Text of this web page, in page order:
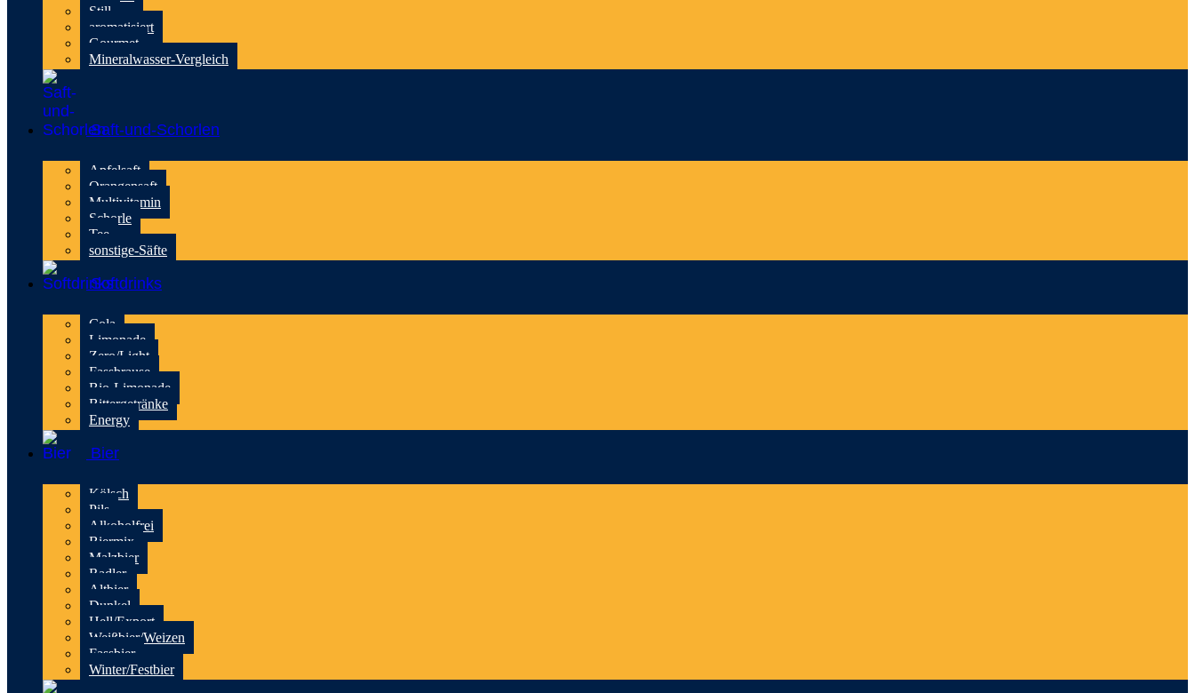
Still
aromatisiert
Gourmet
Mineralwasser-Vergleich
Saft-und-Schorlen
Apfelsaft
Orangensaft
Multivitamin
Schorle
Tee
sonstige-Säfte
Softdrinks
Cola
Limonade
Zero/Light
Fassbrause
Bio-Limonade
Bittergetränke
Energy
Bier
Kölsch
Pils
Alkoholfrei
Biermix
Malzbier
Radler
Altbier
Dunkel
Hell/Export
Weißbier/Weizen
Fassbier
Winter/Festbier